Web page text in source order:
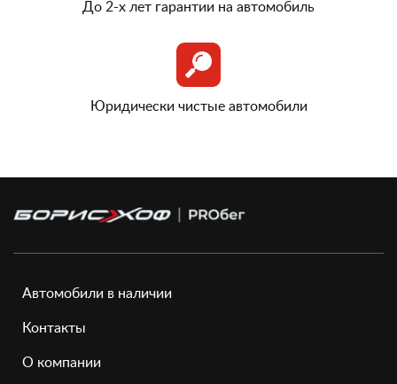
До 2-х лет гарантии на автомобиль
Юридически чистые автомобили
Автомобили в наличии
Контакты
О компании